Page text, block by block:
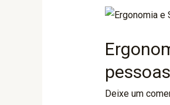
Deixe um
Ergonomia
Saúde
como
o